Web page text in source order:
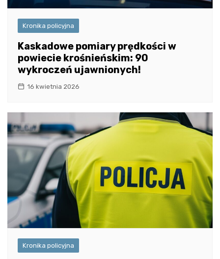
Kronika policyjna
Kaskadowe pomiary prędkości w
powiecie krośnieńskim: 90
wykroczeń ujawnionych!
16 kwietnia 2026
Kronika policyjna